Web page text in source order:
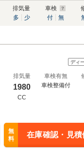
排気量
多
少
車検
付
無
ディ
排気量
1980
CC
車検有無
車検整備付
無
料
在庫確認・見積